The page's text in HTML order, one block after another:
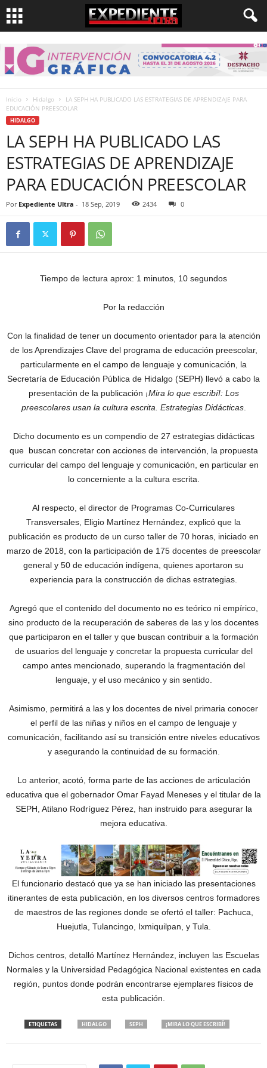
Inicio Hidalgo
LA SEPH HA PUBLICADO LAS ESTRATEGIAS DE APRENDIZAJE PARA
EDUCACIÓN PREESCOLAR
HIDALGO
LA SEPH HA PUBLICADO LAS
ESTRATEGIAS DE APRENDIZAJE
PARA EDUCACIÓN PREESCOLAR
Por Expediente Ultra - 18 Sep, 2019 2434 0
Tiempo de lectura aprox: 1 minutos, 10 segundos
Por la redacción
Con la finalidad de tener un documento orientador para la atención
de los Aprendizajes Clave del programa de educación preescolar,
particularmente en el campo de lenguaje y comunicación, la
Secretaría de Educación Pública de Hidalgo (SEPH) llevó a cabo la
presentación de la publicación ¡Mira lo que escribí!: Los
preescolares usan la cultura escrita. Estrategias Didácticas.
Dicho documento es un compendio de 27 estrategias didácticas
que buscan concretar con acciones de intervención, la propuesta
curricular del campo del lenguaje y comunicación, en particular en
lo concerniente a la cultura escrita.
Al respecto, el director de Programas Co-Curriculares
Transversales, Eligio Martínez Hernández, explicó que la
publicación es producto de un curso taller de 70 horas, iniciado en
marzo de 2018, con la participación de 175 docentes de preescolar
general y 50 de educación indígena, quienes aportaron su
experiencia para la construcción de dichas estrategias.
Agregó que el contenido del documento no es teórico ni empírico,
sino producto de la recuperación de saberes de las y los docentes
que participaron en el taller y que buscan contribuir a la formación
de usuarios del lenguaje y concretar la propuesta curricular del
campo antes mencionado, superando la fragmentación del
lenguaje, y el uso mecánico y sin sentido.
Asimismo, permitirá a las y los docentes de nivel primaria conocer
el perfil de las niñas y niños en el campo de lenguaje y
comunicación, facilitando así su transición entre niveles educativos
y asegurando la continuidad de su formación.
Lo anterior, acotó, forma parte de las acciones de articulación
educativa que el gobernador Omar Fayad Meneses y el titular de la
SEPH, Atilano Rodríguez Pérez, han instruido para asegurar la
mejora educativa.
El funcionario destacó que ya se han iniciado las presentaciones
itinerantes de esta publicación, en los diversos centros formadores
de maestros de las regiones donde se ofertó el taller: Pachuca,
Huejutla, Tulancingo, Ixmiquilpan, y Tula.
Dichos centros, detalló Martínez Hernández, incluyen las Escuelas
Normales y la Universidad Pedagógica Nacional existentes en cada
región, puntos donde podrán encontrarse ejemplares físicos de
esta publicación.
ETIQUETAS HIDALGO SEPH ¡MIRA LO QUE ESCRIBÍ!